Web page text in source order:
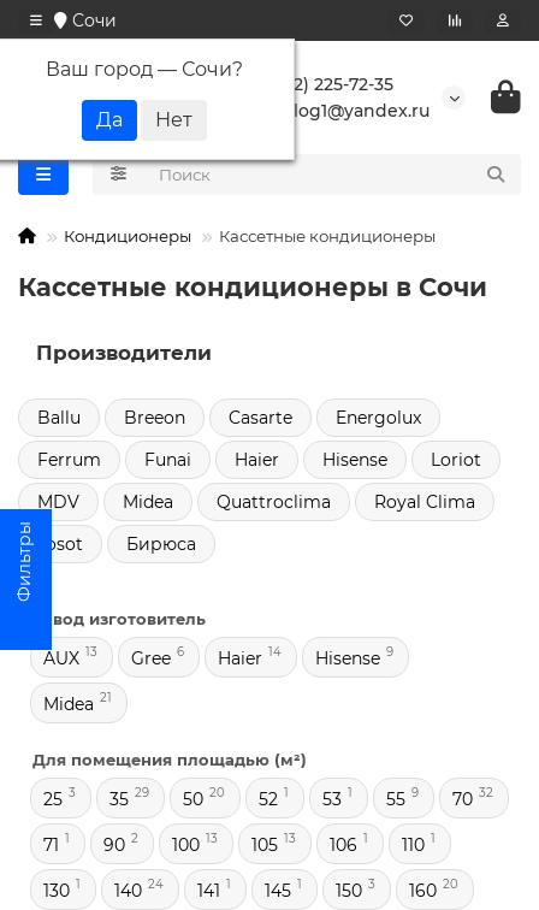
Сочи
Ваш город — Сочи?
+7 (862) 225-72-35
buranlog1@yandex.ru
Кондиционеры Кассетные кондиционеры
Кассетные кондиционеры в Сочи
Производители
Ballu Breeon Casarte
Energolux
Ferrum
Funai Haier Hisense
Loriot
MDV
Midea Quattroclima
Royal Clima
Tosot
Бирюса
Завод изготовитель
AUX 13 Gree 6 Haier 14 Hisense 9
Midea 21
Для помещения площадью (м²)
25 3 35 29 50 20 52 1 53 1 55 9 70 32
71 1 90 2 100 13 105 13 106 1 110 1
130 1 140 24 141 1 145 1 150 3 160 20